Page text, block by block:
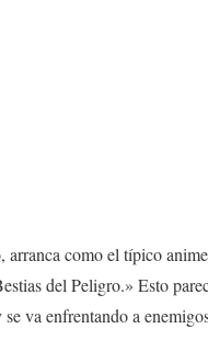
como el típico
del Peligro.» Esto
va enfrentando a